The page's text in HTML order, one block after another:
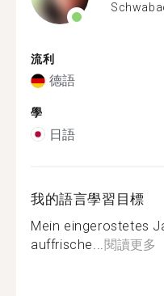
流利
德語
學
日語
我的語言學習目標
Mein eingerostetes
auffrische... 閱讀更多